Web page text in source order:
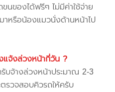
นของได้ฟรีๆ ไม่มีค่าใช้จ่าย
าหรือน้องแมวนั่งด้านหน้าไป
แจ้งล่วงหน้ากี่วัน ?
บจ้างล่วงหน้าประมาณ 2-3
รวจสอบคิวรถให้ครับ